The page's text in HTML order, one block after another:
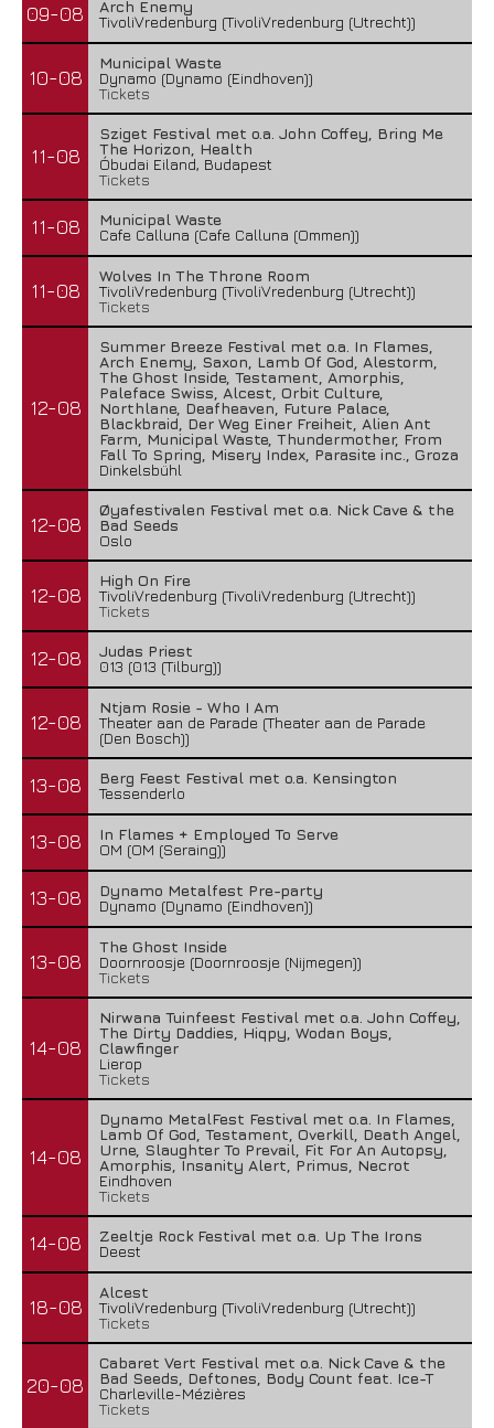
09-08
Arch Enemy
TivoliVredenburg (TivoliVredenburg (Utrecht))
10-08
Municipal Waste
Dynamo (Dynamo (Eindhoven))
Tickets
11-08
Sziget Festival met o.a. John Coffey, Bring Me
The Horizon, Health
Óbudai Eiland, Budapest
Tickets
11-08
Municipal Waste
Cafe Calluna (Cafe Calluna (Ommen))
11-08
Wolves In The Throne Room
TivoliVredenburg (TivoliVredenburg (Utrecht))
Tickets
12-08
Summer Breeze Festival met o.a. In Flames,
Arch Enemy, Saxon, Lamb Of God, Alestorm,
The Ghost Inside, Testament, Amorphis,
Paleface Swiss, Alcest, Orbit Culture,
Northlane, Deafheaven, Future Palace,
Blackbraid, Der Weg Einer Freiheit, Alien Ant
Farm, Municipal Waste, Thundermother, From
Fall To Spring, Misery Index, Parasite inc., Groza
Dinkelsbühl
12-08
Øyafestivalen Festival met o.a. Nick Cave & the
Bad Seeds
Oslo
12-08
High On Fire
TivoliVredenburg (TivoliVredenburg (Utrecht))
Tickets
12-08
Judas Priest
013 (013 (Tilburg))
12-08
Ntjam Rosie - Who I Am
Theater aan de Parade (Theater aan de Parade
(Den Bosch))
13-08
Berg Feest Festival met o.a. Kensington
Tessenderlo
13-08
In Flames + Employed To Serve
OM (OM (Seraing))
13-08
Dynamo Metalfest Pre-party
Dynamo (Dynamo (Eindhoven))
13-08
The Ghost Inside
Doornroosje (Doornroosje (Nijmegen))
Tickets
14-08
Nirwana Tuinfeest Festival met o.a. John Coffey,
The Dirty Daddies, Hiqpy, Wodan Boys,
Clawfinger
Lierop
Tickets
14-08
Dynamo MetalFest Festival met o.a. In Flames,
Lamb Of God, Testament, Overkill, Death Angel,
Urne, Slaughter To Prevail, Fit For An Autopsy,
Amorphis, Insanity Alert, Primus, Necrot
Eindhoven
Tickets
14-08
Zeeltje Rock Festival met o.a. Up The Irons
Deest
18-08
Alcest
TivoliVredenburg (TivoliVredenburg (Utrecht))
Tickets
20-08
Cabaret Vert Festival met o.a. Nick Cave & the
Bad Seeds, Deftones, Body Count feat. Ice-T
Charleville-Mézières
Tickets